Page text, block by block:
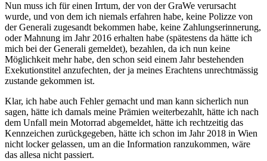
Nun muss ich für einen Irrtum, der von der GraWe verursacht
wurde, und von dem ich niemals erfahren habe, keine Polizze von
der Generali zugesandt bekommen habe, keine Zahlungserinnerung,
oder Mahnung im Jahr 2016 erhalten habe (spätestens da hätte ich
mich bei der Generali gemeldet), bezahlen, da ich nun keine
Möglichkeit mehr habe, den schon seid einem Jahr bestehenden
Exekutionstitel anzufechten, der ja meines Erachtens unrechtmässig
zustande gekommen ist.
Klar, ich habe auch Fehler gemacht und man kann sicherlich nun
sagen, hätte ich damals meine Prämien weiterbezahlt, hätte ich nach
dem Unfall mein Motorrad abgemeldet, hätte ich rechtzeitig das
Kennzeichen zurückgegeben, hätte ich schon im Jahr 2018 in Wien
nicht locker gelassen, um an die Information ranzukommen, wäre
das allesa nicht passiert.